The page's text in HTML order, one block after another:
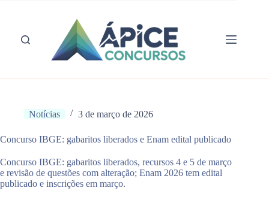
conteúdo
Notícias 3 de março de 2026
Concurso IBGE: gabaritos liberados e Enam edital publicado
Concurso IBGE: gabaritos liberados, recursos 4 e 5 de março
e revisão de questões com alteração; Enam 2026 tem edital
publicado e inscrições em março.